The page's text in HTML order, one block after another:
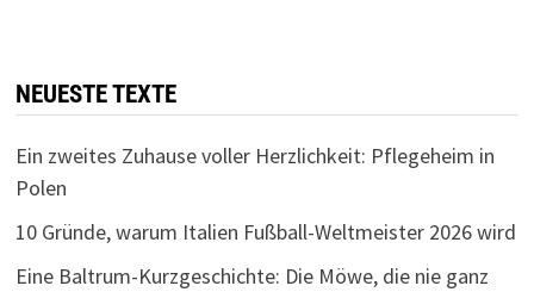
NEUESTE TEXTE
Ein zweites Zuhause voller Herzlichkeit: Pflegeheim in
Polen
10 Gründe, warum Italien Fußball-Weltmeister 2026 wird
Eine Baltrum-Kurzgeschichte: Die Möwe, die nie ganz